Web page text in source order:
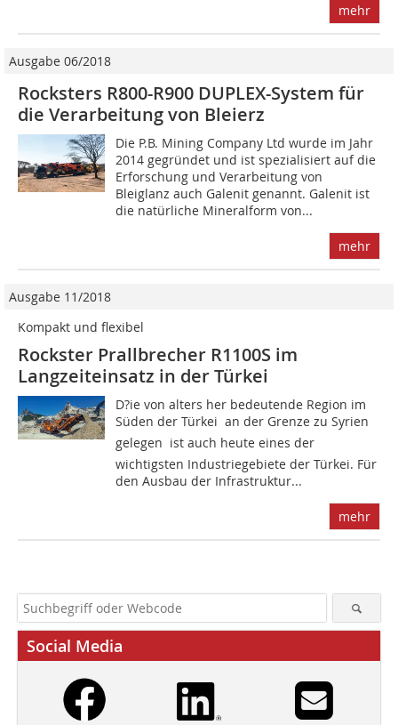
mehr
Ausgabe 06/2018
Rocksters R800-R900 DUPLEX-System für
die Verarbeitung von Bleierz
Die P.B. Mining Company Ltd wurde im Jahr
2014 gegründet und ist spezialisiert auf die
Erforschung und Verarbeitung von
Bleiglanz auch Galenit genannt. Galenit ist
die natürliche Mineralform von...
mehr
Ausgabe 11/2018
Kompakt und flexibel
Rockster Prallbrecher R1100S im
Langzeiteinsatz in der Türkei
D?ie von alters her bedeutende Region im
Süden der Türkei  an der Grenze zu Syrien
gelegen  ist auch heute eines der
wichtigsten Industriegebiete der Türkei. Für
den Ausbau der Infrastruktur...
mehr
Social Media